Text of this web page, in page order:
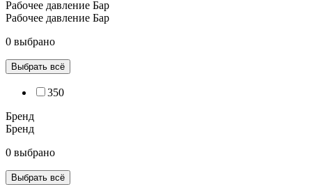
Рабочее давление Бар
Рабочее давление Бар
0 выбрано
Выбрать всё
350
Бренд
Бренд
0 выбрано
Выбрать всё